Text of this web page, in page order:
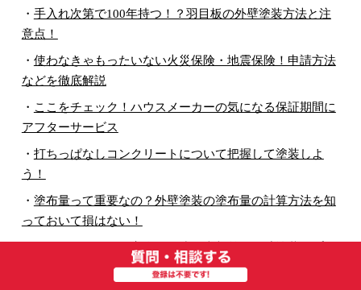
・ 手入れ次第で100年持つ！？羽目板の外壁塗装方法と注
意点！
・ 使わなきゃもったいない火災保険・地震保険！申請方法
などを徹底解説
・ ここをチェック！ハウスメーカーの気になる保証期間に
アフターサービス
・ 打ちっぱなしコンクリートについて把握して塗装しよ
う！
・ 塗布量って重要なの？外壁塗装の塗布量の計算方法を知
っておいて損はない！
即日住める物件に変身！戸建て売却前に外壁塗装はプラ
スしかなかった！